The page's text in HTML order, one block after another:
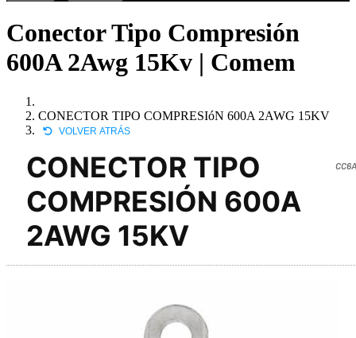
Conector Tipo Compresión
600A 2Awg 15Kv | Comem
CONECTOR TIPO COMPRESIóN 600A 2AWG 15KV
VOLVER ATRÁS
CONECTOR TIPO
COMPRESIÓN 600A
2AWG 15KV